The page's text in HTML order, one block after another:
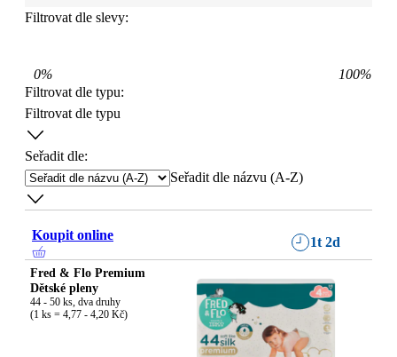
Filtrovat dle slevy:
0% 100%
Filtrovat dle typu:
Filtrovat dle typu
Seřadit dle:
Seřadit dle názvu (A-Z)
Koupit online 1t 2d
Fred & Flo Premium
Dětské pleny
44 - 50 ks, dva druhy
(1 ks = 4,77 - 4,20 Kč)